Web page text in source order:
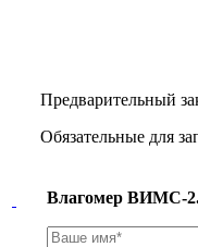
Предварительный
Обязательные для
Влагомер ВИМС-